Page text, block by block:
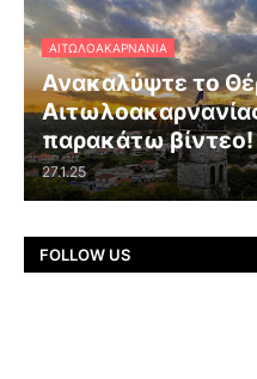
ΑΙΤΩΛΟΑΚΑΡΝΑΝΊΑ
Ανακαλύψτε το
παρακάτω βίντεο!
27.1.25
FOLLOW US